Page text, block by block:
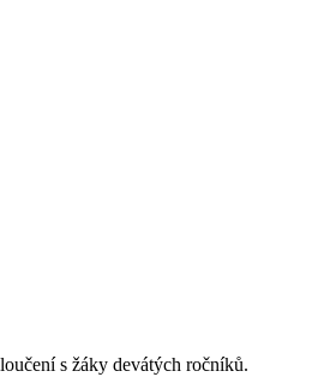
s žáky devátých ročníků.